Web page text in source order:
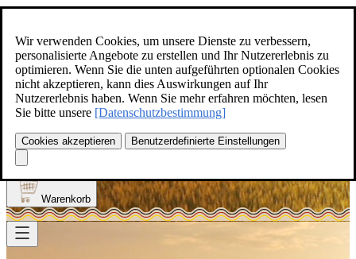
Wir verwenden Cookies, um unsere Dienste zu verbessern,
personalisierte Angebote zu erstellen und Ihr Nutzererlebnis zu
optimieren. Wenn Sie die unten aufgeführten optionalen Cookies
nicht akzeptieren, kann dies Auswirkungen auf Ihr
Nutzererlebnis haben. Wenn Sie mehr erfahren möchten, lesen
Sie bitte unsere [Datenschutzbestimmung]
Cookies akzeptieren Benutzerdefinierte Einstellungen
Zum Inhalt springen
+49(0)5129-308
Produkt finden
0
Warenkorb